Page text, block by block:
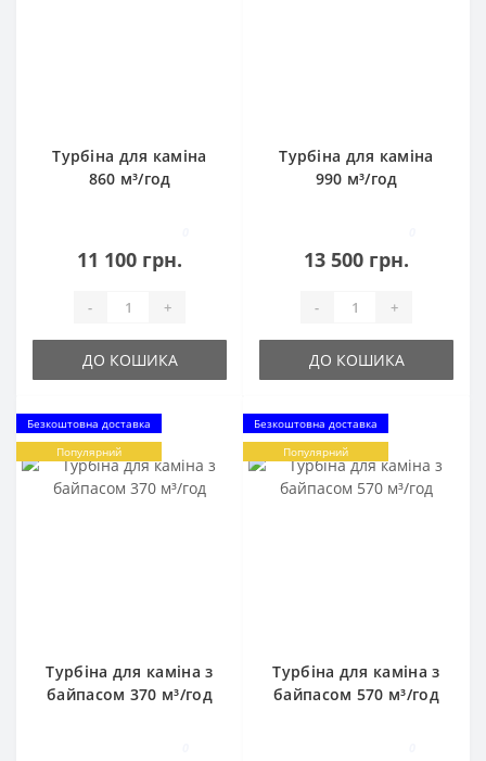
Турбіна для каміна
860 м³/год
11 100 грн.
- +
ДО КОШИКА
Турбіна для каміна
990 м³/год
13 500 грн.
- +
ДО КОШИКА
Безкоштовна доставка
Популярний
Турбіна для каміна з
байпасом 370 м³/год
Безкоштовна доставка
Популярний
Турбіна для каміна з
байпасом 570 м³/год